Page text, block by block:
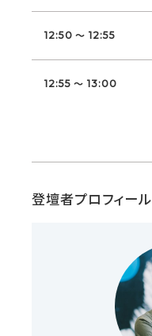
12:50 ～ 12:55
12:55 ～ 13:00
登壇者プロフィール